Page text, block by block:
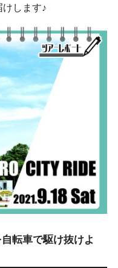
します♪
転車で駆け抜けよ